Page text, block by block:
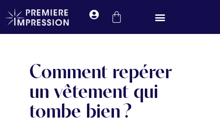
Comment repérer
un vêtement qui
tombe bien ?